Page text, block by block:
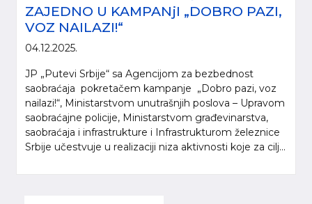
ZAJEDNO U KAMPANjI „DOBRO PAZI,
VOZ NAILAZI!“
04.12.2025.
JP „Putevi Srbije“ sa Agencijom za bezbednost
saobraćaja pokretačem kampanje „Dobro pazi, voz
nailazi!“, Ministarstvom unutrašnjih poslova – Upravom
saobraćajne policije, Ministarstvom građevinarstva,
saobraćaja i infrastrukture i Infrastrukturom železnice
Srbije učestvuje u realizaciji niza aktivnosti koje za cilj...